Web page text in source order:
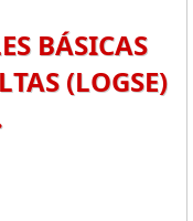
BÁSICAS
(LOGSE)